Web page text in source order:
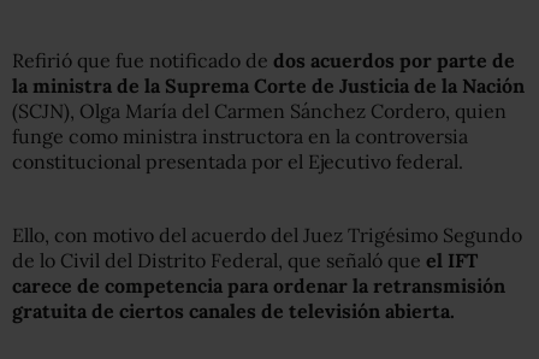
Refirió que fue notificado de dos acuerdos por parte de
la ministra de la Suprema Corte de Justicia de la Nación
(SCJN), Olga María del Carmen Sánchez Cordero, quien
funge como ministra instructora en la controversia
constitucional presentada por el Ejecutivo federal.
Ello, con motivo del acuerdo del Juez Trigésimo Segundo
de lo Civil del Distrito Federal, que señaló que el IFT
carece de competencia para ordenar la retransmisión
gratuita de ciertos canales de televisión abierta.